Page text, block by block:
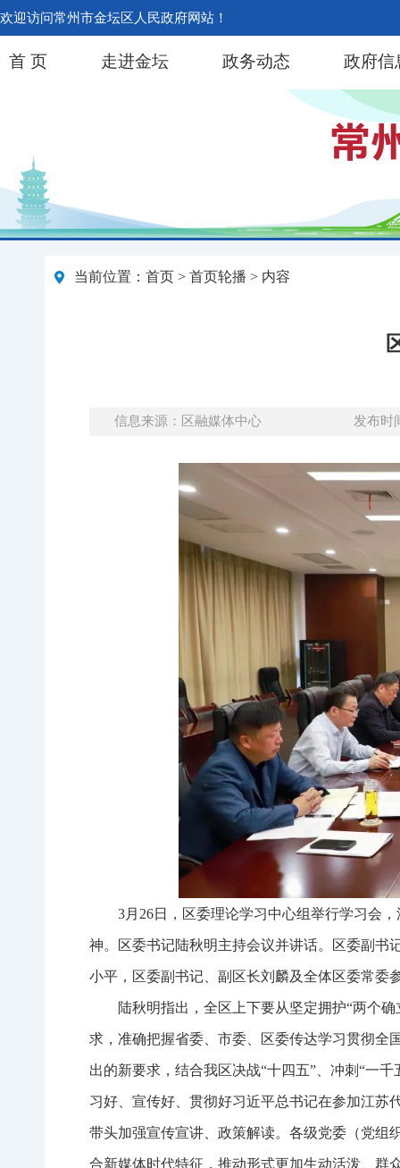
欢迎访问常州市金坛区人民政府网站！
首 页 走进金坛 政务动态 政府信
当前位置： 首页 > 首页轮播 > 内容
信息来源：区融媒体中心 发布时
3月26日，区委理论学习中心组举行学习会
神。区委书记陆秋明主持会议并讲话。区委副书
小平，区委副书记、副区长刘麟及全体区委常委
陆秋明指出，全区上下要从坚定拥护“两个
求，准确把握省委、市委、区委传达学习贯彻全
出的新要求，结合我区决战“十四五”、冲刺“一
习好、宣传好、贯彻好习近平总书记在参加江苏
带头加强宣传宣讲、政策解读。各级党委（党组
合新媒体时代特征，推动形式更加生动活泼、群